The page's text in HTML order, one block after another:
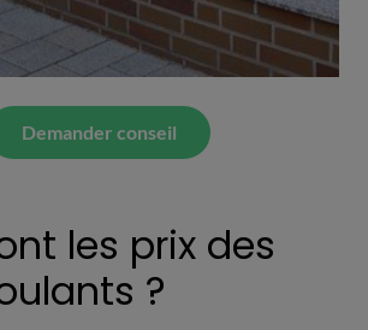
Demander conseil
les prix des
?